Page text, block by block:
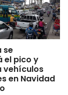
se
el pico y
vehículos
en Navidad